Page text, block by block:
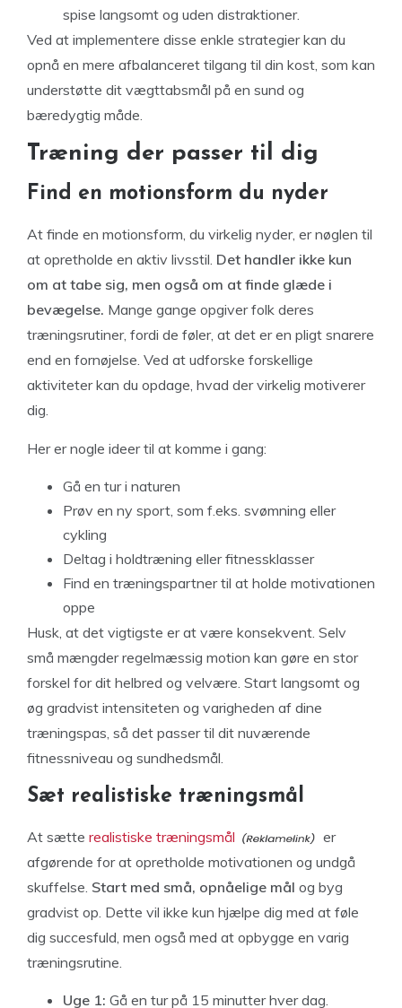
spise langsomt og uden distraktioner.
Ved at implementere disse enkle strategier kan du
opnå en mere afbalanceret tilgang til din kost, som kan
understøtte dit vægttabsmål på en sund og
bæredygtig måde.
Træning der passer til dig
Find en motionsform du nyder
At finde en motionsform, du virkelig nyder, er nøglen til
at opretholde en aktiv livsstil. Det handler ikke kun
om at tabe sig, men også om at finde glæde i
bevægelse. Mange gange opgiver folk deres
træningsrutiner, fordi de føler, at det er en pligt snarere
end en fornøjelse. Ved at udforske forskellige
aktiviteter kan du opdage, hvad der virkelig motiverer
dig.
Her er nogle ideer til at komme i gang:
Gå en tur i naturen
Prøv en ny sport, som f.eks. svømning eller
cykling
Deltag i holdtræning eller fitnessklasser
Find en træningspartner til at holde motivationen
oppe
Husk, at det vigtigste er at være konsekvent. Selv
små mængder regelmæssig motion kan gøre en stor
forskel for dit helbred og velvære. Start langsomt og
øg gradvist intensiteten og varigheden af dine
træningspas, så det passer til dit nuværende
fitnessniveau og sundhedsmål.
Sæt realistiske træningsmål
At sætte realistiske træningsmål
er
afgørende for at opretholde motivationen og undgå
skuffelse. Start med små, opnåelige mål og byg
gradvist op. Dette vil ikke kun hjælpe dig med at føle
dig succesfuld, men også med at opbygge en varig
træningsrutine.
Uge 1: Gå en tur på 15 minutter hver dag.